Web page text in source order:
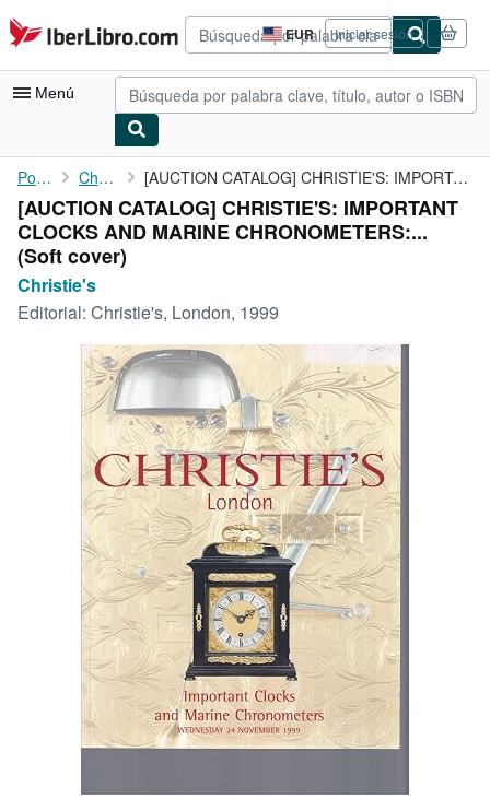
Pasar al contenido principal
IberLibro.com EUR
Preferencias
de
compra
del
Iniciar sesión
Menú
Mi cuenta
Consultar mis pedidos
Búsqueda avanzada
Colecciones
Arte y coleccionismo
Vendedores
Comenzar a vender
CERRAR
Portada Christie's [AUCTION CATALOG] CHRISTIE'S: IMPORTANT CLOCKS AND MARINE ...
[AUCTION CATALOG] CHRISTIE'S: IMPORTANT
CLOCKS AND MARINE CHRONOMETERS:...
(Soft cover)
Christie's
Editorial: Christie's, London, 1999